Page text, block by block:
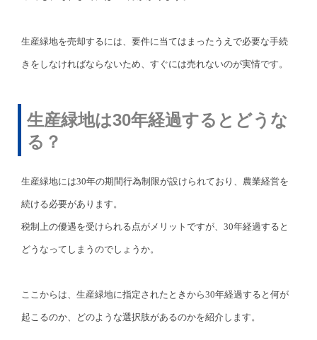
生産緑地を売却するには、要件に当てはまったうえで必要な手続
きをしなければならないため、すぐには売れないのが実情です。
生産緑地は30年経過するとどうな
る？
生産緑地には30年の期間行為制限が設けられており、農業経営を
続ける必要があります。
税制上の優遇を受けられる点がメリットですが、30年経過すると
どうなってしまうのでしょうか。
ここからは、生産緑地に指定されたときから30年経過すると何が
起こるのか、どのような選択肢があるのかを紹介します。